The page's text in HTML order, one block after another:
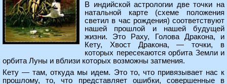
В индийской астрологии две точки на
натальной карте (схеме положения
светил в час рождения) соответствуют
нашей прошлой и нашей будущей
жизни. Это Раху, Голова Дракона, и
Кету, Хвост Дракона, — точки, в
которых пересекаются орбита Земли и
орбита Луны и вблизи которых возможны затмения.
Кету — там, откуда мы идем. Это то, что привязывает нас к
прошлому, то, что представляет ошибки, совершенные в